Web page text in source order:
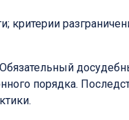
порядка.